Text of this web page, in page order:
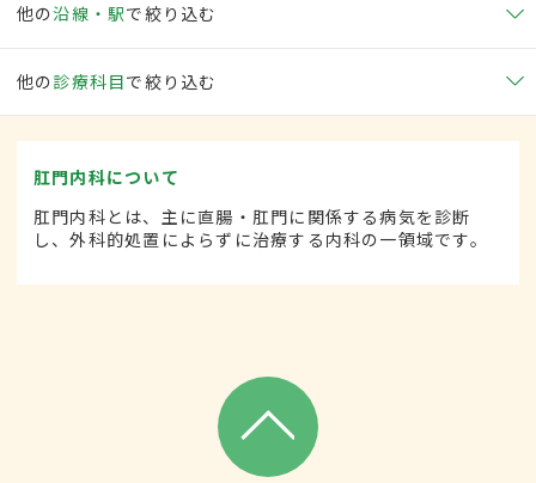
他の沿線・駅で絞り込む
他の 診療科目で絞り込む
肛門内科について
肛門内科とは、主に直腸・肛門に関係する病気を診断
し、外科的処置によらずに治療する内科の一領域です。